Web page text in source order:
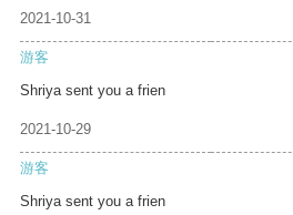
2021-10-31
游客
Shriya sent you a frien
2021-10-29
游客
Shriya sent you a frien